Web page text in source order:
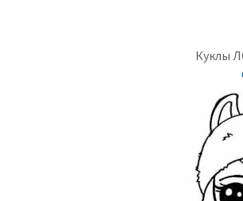
Куклы